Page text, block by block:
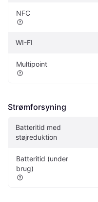
NFC
WI-FI
Multipoint
Strømforsyning
Batteritid med
støjreduktion
Batteritid (under
brug)